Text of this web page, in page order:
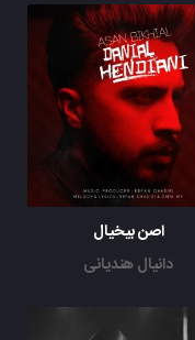
اصن بیخیال
دانیال هندیانی